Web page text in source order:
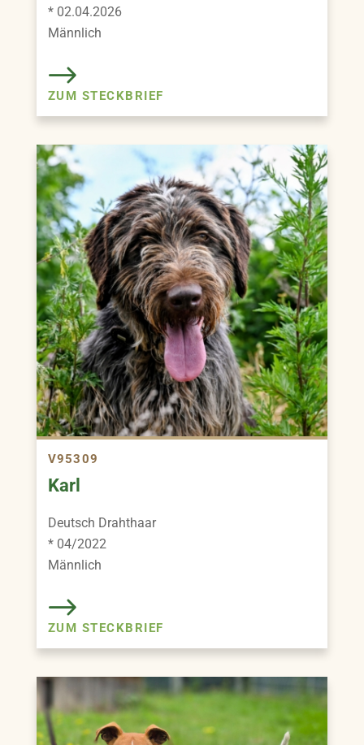
* 02.04.2026
Männlich
ZUM STECKBRIEF
V95309
Karl
Deutsch Drahthaar
* 04/2022
Männlich
ZUM STECKBRIEF